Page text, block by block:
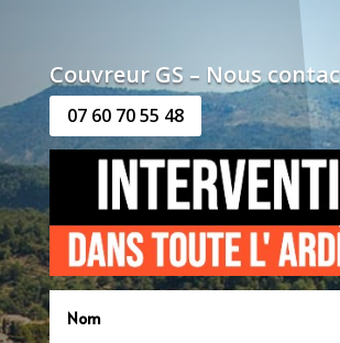
Couvreur GS – Nous
07 60 70 55 48